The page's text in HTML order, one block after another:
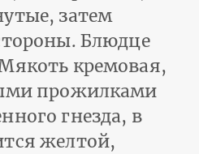
затем
Блюдце
кремовая,
прожилками
гнезда, в
желтой,